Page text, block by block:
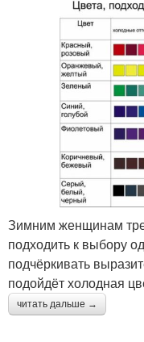
Зимним женщинам
подходить к выбору
подчёркивать
подойдёт холодная
читать дальше →